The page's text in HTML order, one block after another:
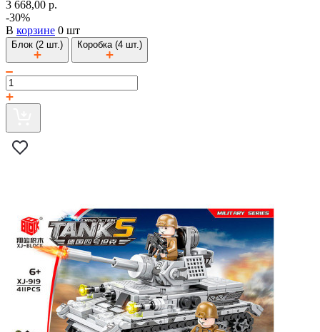
3 668,00 р.
-30%
В корзине 0 шт
Блок (2 шт.) Коробка (4 шт.)